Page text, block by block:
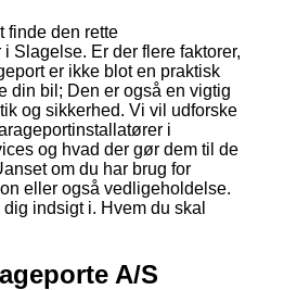
finde den rette
Slagelse. Er der flere faktorer,
er ikke blot en praktisk
din bil; Den er også en vigtig
og sikkerhed. Vi vil udforske
i
og hvad der gør dem til de
om du har brug for
eller også vedligeholdelse.
indsigt i. Hvem du skal
A/S